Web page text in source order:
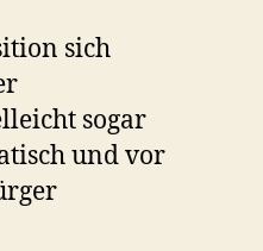
sich
sogar
und vor